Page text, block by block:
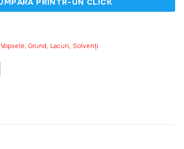
Vopsele, Grund, Lacuri, Solvenți